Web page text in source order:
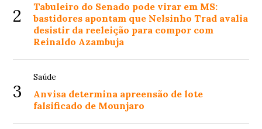
2
Tabuleiro do Senado pode virar em MS:
bastidores apontam que Nelsinho Trad avalia
desistir da reeleição para compor com
Reinaldo Azambuja
3
Saúde
Anvisa determina apreensão de lote
falsificado de Mounjaro